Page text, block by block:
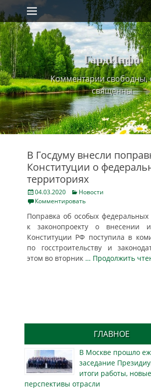
Skip
to
content
Primary Menu
ГардИнфо
Комментарии свободны,
священны
В Госдуму внесли
Конституции о
территориях
Posted
on
04.03.2020 Categories
Новости
Комментировать
Поправка об особых федеральных
к законопроекту о внесении
Конституции РФ поступила в
по госстроительству и
этом во вторник … Продолжить
ГЛАВНОЕ
В Москве прошло
заседание
итоги работы,
перспективы отрасли